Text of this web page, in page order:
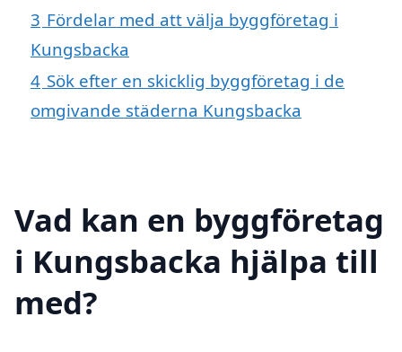
3 Fördelar med att välja byggföretag i
Kungsbacka
4 Sök efter en skicklig byggföretag i de
omgivande städerna Kungsbacka
Vad kan en byggföretag
i Kungsbacka hjälpa till
med?